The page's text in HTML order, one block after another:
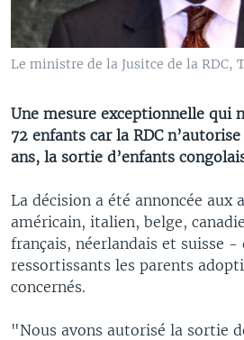
Le ministre de la Jusitce de la RDC,
Une mesure exceptionnelle qui
72 enfants car la RDC
ans, la sortie d’enfants
La décision a été annoncée aux
américain, italien, belge,
français, néerlandais et suisse -
ressortissants les parents
concernés.
"Nous avons autorisé la sortie